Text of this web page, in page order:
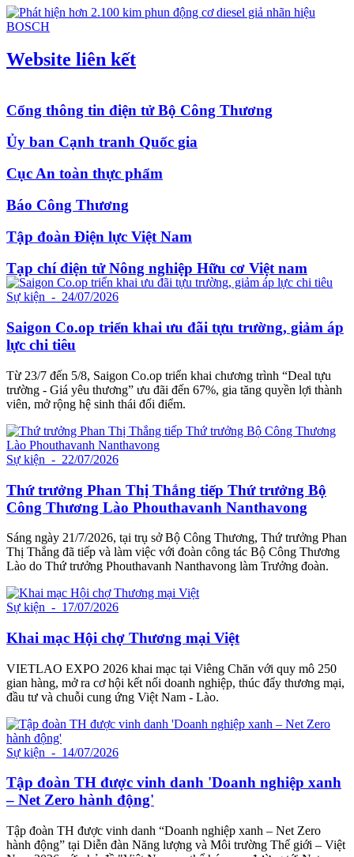
Website liên kết
Cổng thông tin điện tử Bộ Công Thương
Ủy ban Cạnh tranh Quốc gia
Cục An toàn thực phẩm
Báo Công Thương
Tập đoàn Điện lực Việt Nam
Tạp chí điện tử Nông nghiệp Hữu cơ Việt nam
Sự kiện - 24/07/2026
Saigon Co.op triển khai ưu đãi tựu trường, giảm áp
lực chi tiêu
Từ 23/7 đến 5/8, Saigon Co.op triển khai chương trình “Deal tựu
trường - Giá yêu thương” ưu đãi đến 67%, gia tăng quyền lợi thành
viên, mở rộng hệ sinh thái đổi điểm.
Sự kiện - 22/07/2026
Thứ trưởng Phan Thị Thắng tiếp Thứ trưởng Bộ
Công Thương Lào Phouthavanh Nanthavong
Sáng ngày 21/7/2026, tại trụ sở Bộ Công Thương, Thứ trưởng Phan
Thị Thắng đã tiếp và làm việc với đoàn công tác Bộ Công Thương
Lào do Thứ trưởng Phouthavanh Nanthavong làm Trưởng đoàn.
Sự kiện - 17/07/2026
Khai mạc Hội chợ Thương mại Việt
VIETLAO EXPO 2026 khai mạc tại Viêng Chăn với quy mô 250
gian hàng, mở ra cơ hội kết nối doanh nghiệp, thúc đẩy thương mại,
đầu tư và chuỗi cung ứng Việt Nam - Lào.
Sự kiện - 14/07/2026
Tập đoàn TH được vinh danh 'Doanh nghiệp xanh
– Net Zero hành động'
Tập đoàn TH được vinh danh “Doanh nghiệp xanh – Net Zero
hành động” tại Diễn đàn Năng lượng và Môi trường Thế giới – Việt